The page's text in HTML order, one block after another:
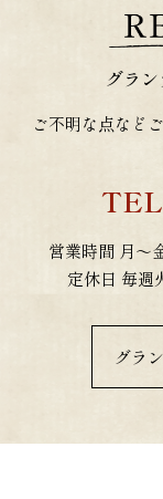
グラ
ご不明な点など
TEL
営業時間 月～
定休日 毎週
グラ